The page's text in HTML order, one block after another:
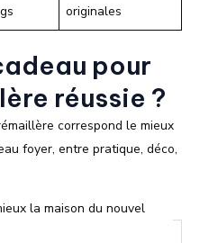
originales
pour
réussie ?
correspond le mieux
foyer, entre pratique, déco,
la maison du nouvel